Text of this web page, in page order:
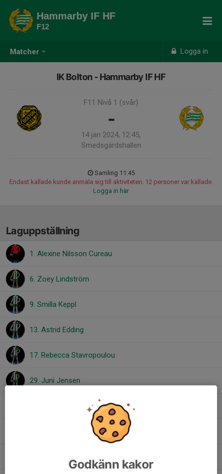
Matcher Logga in
Hammarby IF HF
F12
IK Bolton - Hammarby IF HF
F11 Nivå 1 (svår)
-
14 jan 2024, 12:45,
Smedsgärdshallen
Samling 11:45
Endast kallade kunde anmäla sig till aktiviteten. 12 personer var kallade.
Logga in här
Laguppställning
1. Alexine Nilsson Cureau
6. Zoey Lindström
9. Smilla Keppl
13. Astrid Edding
17. Rebecca Stavropoulou
29. Juni Jensen
Godkänn kakor